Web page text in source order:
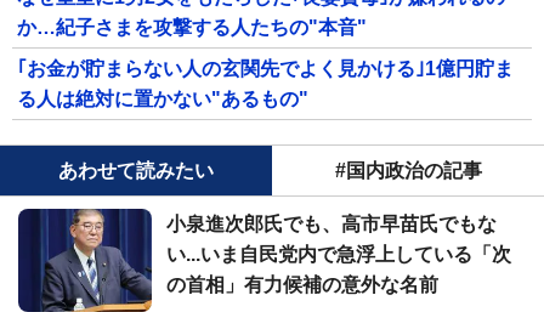
か…紀子さまを攻撃する人たちの"本音"
｢お金が貯まらない人の玄関先でよく見かける｣1億円貯ま
る人は絶対に置かない"あるもの"
あわせて読みたい #国内政治の記事
小泉進次郎氏でも、高市早苗氏でもな
い...いま自民党内で急浮上している「次
の首相」有力候補の意外な名前